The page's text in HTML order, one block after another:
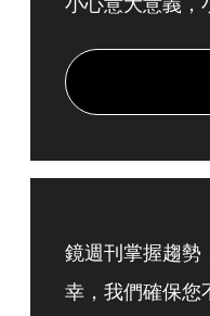
鏡週刊掌握趨勢
幸，我們確保您